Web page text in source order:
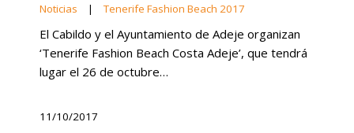
Noticias | Tenerife Fashion Beach 2017
El Cabildo y el Ayuntamiento de Adeje organizan
‘Tenerife Fashion Beach Costa Adeje’, que tendrá
lugar el 26 de octubre…
11/10/2017